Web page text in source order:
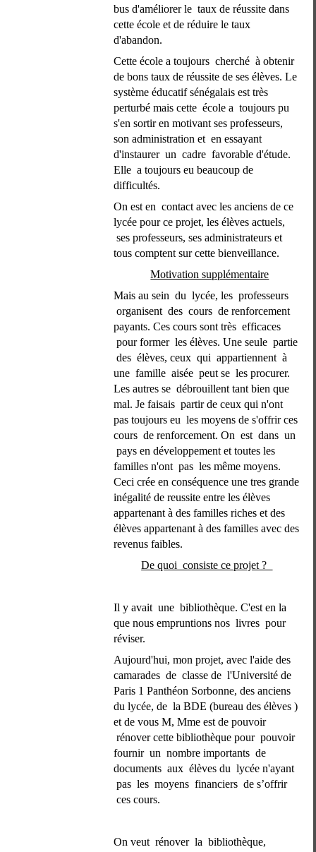
bus d'améliorer le  taux de réussite dans
cette école et de réduire le taux
d'abandon.
Cette école a toujours  cherché  à obtenir
de bons taux de réussite de ses élèves. Le
système éducatif sénégalais est très
perturbé mais cette  école a  toujours pu
s'en sortir en motivant ses professeurs,
son administration et  en essayant
d'instaurer  un  cadre  favorable d'étude.
Elle  a toujours eu beaucoup de
difficultés.
On est en  contact avec les anciens de ce
lycée pour ce projet, les élèves actuels,
ses professeurs, ses administrateurs et
tous comptent sur cette bienveillance.
Motivation supplémentaire
Mais au sein  du  lycée, les  professeurs
organisent  des  cours  de renforcement
payants. Ces cours sont très  efficaces
pour former  les élèves. Une seule  partie
des  élèves, ceux  qui  appartiennent  à
une  famille  aisée  peut se  les procurer.
Les autres se  débrouillent tant bien que
mal. Je faisais  partir de ceux qui n'ont
pas toujours eu  les moyens de s'offrir ces
cours  de renforcement. On  est  dans  un
pays en développement et toutes les
familles n'ont  pas  les même moyens.
Ceci crée en conséquence une tres grande
inégalité de reussite entre les élèves
appartenant à des familles riches et des
élèves appartenant à des familles avec des
revenus faibles.
De quoi  consiste ce projet ?
Il y avait  une  bibliothèque. C'est en la
que nous empruntions nos  livres  pour
réviser.
Aujourd'hui, mon projet, avec l'aide des
camarades  de  classe de  l'Université de
Paris 1 Panthéon Sorbonne, des anciens
du lycée, de  la BDE (bureau des élèves )
et de vous M, Mme est de pouvoir
rénover cette bibliothèque pour  pouvoir
fournir  un  nombre importants  de
documents  aux  élèves du  lycée n'ayant
pas  les  moyens  financiers  de s’offrir
ces cours.
On veut  rénover  la  bibliothèque,